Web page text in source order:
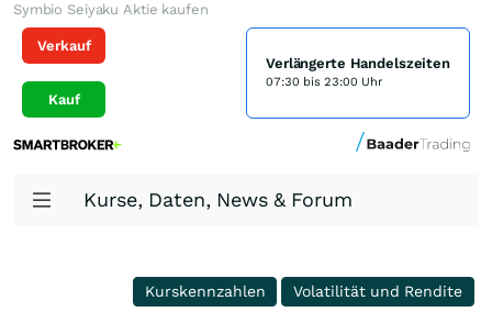
Symbio Seiyaku Aktie kaufen
Verkauf
Kauf
Verlängerte Handelszeiten
07:30 bis 23:00 Uhr
Kurse, Daten, News & Forum
Kurskennzahlen Volatilität und Rendite